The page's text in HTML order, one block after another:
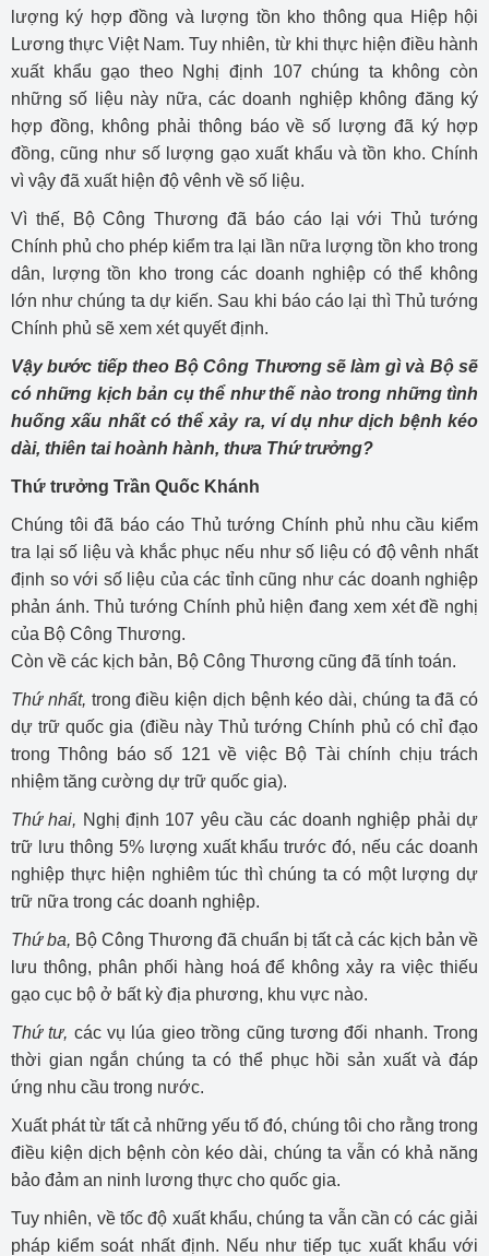
lượng ký hợp đồng và lượng tồn kho thông qua Hiệp hội
Lương thực Việt Nam. Tuy nhiên, từ khi thực hiện điều hành
xuất khẩu gạo theo Nghị định 107 chúng ta không còn
những số liệu này nữa, các doanh nghiệp không đăng ký
hợp đồng, không phải thông báo về số lượng đã ký hợp
đồng, cũng như số lượng gạo xuất khẩu và tồn kho. Chính
vì vậy đã xuất hiện độ vênh về số liệu.
Vì thế, Bộ Công Thương đã báo cáo lại với Thủ tướng
Chính phủ cho phép kiểm tra lại lần nữa lượng tồn kho trong
dân, lượng tồn kho trong các doanh nghiệp có thể không
lớn như chúng ta dự kiến. Sau khi báo cáo lại thì Thủ tướng
Chính phủ sẽ xem xét quyết định.
Vậy bước tiếp theo Bộ Công Thương sẽ làm gì và Bộ sẽ
có những kịch bản cụ thể như thế nào trong những tình
huống xấu nhất có thể xảy ra, ví dụ như dịch bệnh kéo
dài, thiên tai hoành hành, thưa Thứ trưởng?
Thứ trưởng Trần Quốc Khánh
Chúng tôi đã báo cáo Thủ tướng Chính phủ nhu cầu kiểm
tra lại số liệu và khắc phục nếu như số liệu có độ vênh nhất
định so với số liệu của các tỉnh cũng như các doanh nghiệp
phản ánh. Thủ tướng Chính phủ hiện đang xem xét đề nghị
của Bộ Công Thương.
Còn về các kịch bản, Bộ Công Thương cũng đã tính toán.
Thứ nhất, trong điều kiện dịch bệnh kéo dài, chúng ta đã có
dự trữ quốc gia (điều này Thủ tướng Chính phủ có chỉ đạo
trong Thông báo số 121 về việc Bộ Tài chính chịu trách
nhiệm tăng cường dự trữ quốc gia).
Thứ hai, Nghị định 107 yêu cầu các doanh nghiệp phải dự
trữ lưu thông 5% lượng xuất khẩu trước đó, nếu các doanh
nghiệp thực hiện nghiêm túc thì chúng ta có một lượng dự
trữ nữa trong các doanh nghiệp.
Thứ ba, Bộ Công Thương đã chuẩn bị tất cả các kịch bản về
lưu thông, phân phối hàng hoá để không xảy ra việc thiếu
gạo cục bộ ở bất kỳ địa phương, khu vực nào.
Thứ tư, các vụ lúa gieo trồng cũng tương đối nhanh. Trong
thời gian ngắn chúng ta có thể phục hồi sản xuất và đáp
ứng nhu cầu trong nước.
Xuất phát từ tất cả những yếu tố đó, chúng tôi cho rằng trong
điều kiện dịch bệnh còn kéo dài, chúng ta vẫn có khả năng
bảo đảm an ninh lương thực cho quốc gia.
Tuy nhiên, về tốc độ xuất khẩu, chúng ta vẫn cần có các giải
pháp kiểm soát nhất định. Nếu như tiếp tục xuất khẩu với